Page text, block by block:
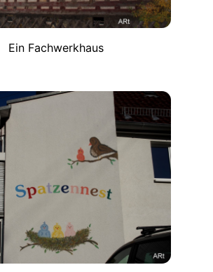
Ein Fachwerkhaus